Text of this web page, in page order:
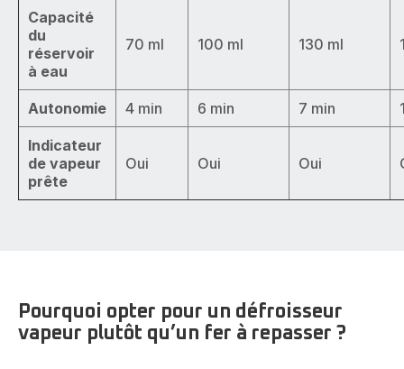
Capacité
du
réservoir
à eau
70 ml 100 ml 130 ml
Autonomie 4 min 6 min 7 min
Indicateur
de vapeur
prête
Oui Oui Oui
Pourquoi opter pour un défroisseur
vapeur plutôt qu’un fer à repasser ?